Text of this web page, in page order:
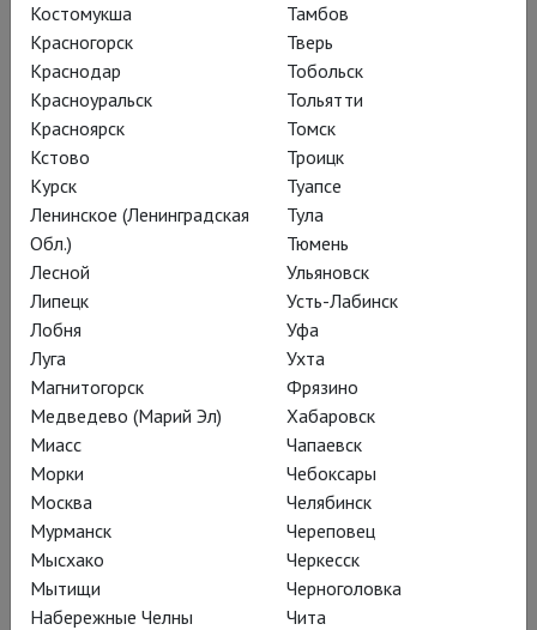
Энтони Шер активно снимался в кино. В его фильмографии -
«Янки» (Yanks, 1979 г.), «Супермен 2» (Superman II, 1980 г.),
«Шейди» (Shadey, 1985 г.), «Ветер в ивах» (The Wind in the
Willows, 1996 г.), роль Бенджамина Дизраэли в фильме
«Миссис Браун» (Mrs Brown, 1997 г.), «Влюбленный
Шекспир» (Shakespeare in Love, 1998 г.) и др. Также Энтони
Шера можно увидеть в роли обезумевшего Траина в
режиссерской версии фильма Питера Джексона «Хоббит:
Пустошь Смауга» (The Hobbit: The Desolation of Smaug,
2013 г.).
Глубоко исследуя свои роли, Энтони Шер записывает
работу над ними от замысла до воплощения. Ричарду III
посвящена его книга «Год короля» (1985), постановке «Тит
Андроник» - «Воза Шекспир: Тит Андроник в Южной
Африке» (с Грегори Дораном, 1997), роли Фальстафа - «Год
толстого рыцаря» (2015 г.), королю Лиру - «Год безумного
короля» (2018 г.). Последняя книга получила Театральную
книжную премию 2019 года, присуждаемую Обществом
театральных исследований. Книги проиллюстрированы
рисунками самого Шера.
Костомукша
Красногорск
Краснодар
Красноуральск
Красноярск
Кстово
Курск
Ленинское (Ленинградская
Обл.)
Лесной
Липецк
Лобня
Луга
Магнитогорск
Медведево (Марий Эл)
Миасс
Морки
Москва
Мурманск
Мысхако
Мытищи
Набережные Челны
Тамбов
Тверь
Тобольск
Тольятти
Томск
Троицк
Туапсе
Тула
Тюмень
Ульяновск
Усть-Лабинск
Уфа
Ухта
Фрязино
Хабаровск
Чапаевск
Чебоксары
Челябинск
Череповец
Черкесск
Черноголовка
Чита